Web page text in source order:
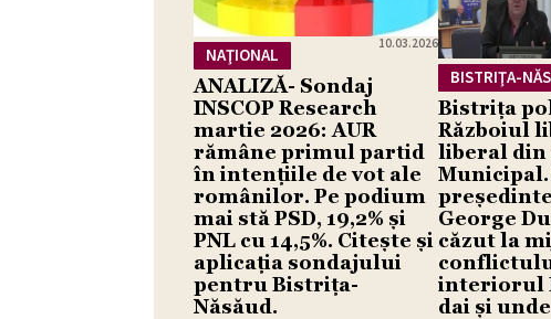
NAŢIONAL
10.03.2026
ANALIZĂ- Sondaj
INSCOP Research
martie 2026: AUR
rămâne primul partid
în intențiile de vot ale
românilor. Pe podium
mai stă PSD, 19,2% și
PNL cu 14,5%. Citește și
aplicația sondajului
pentru Bistrița-
Năsăud.
BISTRIŢA-
Bistrița
Războiul
liberal din
Municipal.
George
căzut la
interiorul
dai și